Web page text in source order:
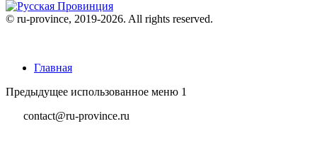
© ru-province, 2019-2026. All rights reserved.
Главная
Предыдущее использованное меню 1
contact@ru-province.ru